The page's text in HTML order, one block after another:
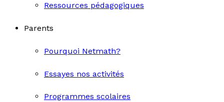
Ressources pédagogiques
Parents
Pourquoi Netmath?
Essayes nos activités
Programmes scolaires